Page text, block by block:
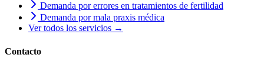
Demanda por errores en tratamientos de fertilidad
Demanda por mala praxis médica
Ver todos los servicios →
Contacto